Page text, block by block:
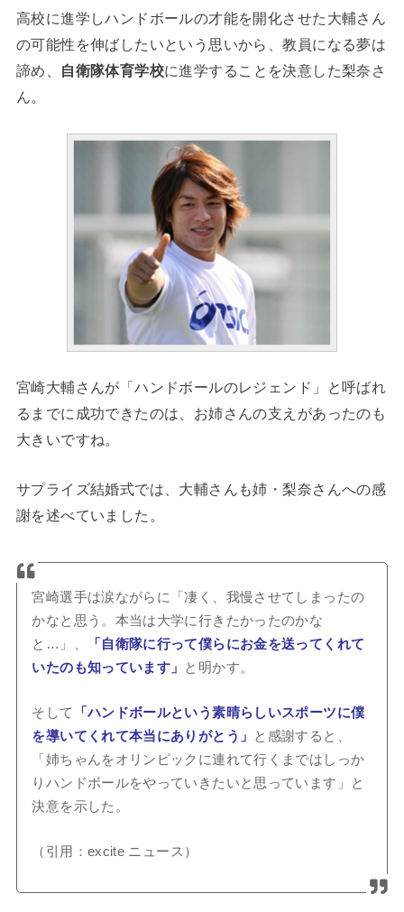
高校に進学しハンドボールの才能を開化させた大輔さん
の可能性を伸ばしたいという思いから、教員になる夢は
諦め、
自衛隊体育学校に進学することを決意した梨奈さ
ん。
宮崎大輔さんが「ハンドボールのレジェンド」と呼ばれ
るまでに成功できたのは、お姉さんの支えがあったのも
大きいですね。
サプライズ結婚式では、大輔さんも姉・梨奈さんへの感
謝を述べていました。
宮崎選手は涙ながらに「凄く、我慢させてしまったの
かなと思う。本当は大学に行きたかったのかな
と…」、
「自衛隊に行って僕らにお金を送ってくれて
いたのも知っています」 と明かす。
そして
「ハンドボールという素晴らしいスポーツに僕
を導いてくれて本当にありがとう」
と感謝すると、
「姉ちゃんをオリンピックに連れて行くまではしっか
りハンドボールをやっていきたいと思っています」と
決意を示した。
（引用：excite ニュース）